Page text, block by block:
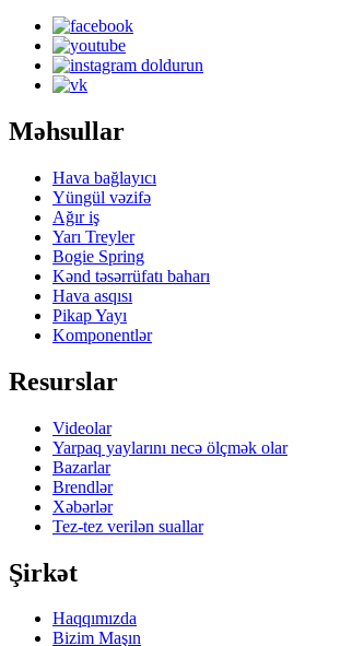
Məhsullar
Hava bağlayıcı
Yüngül vəzifə
Ağır iş
Yarı Treyler
Bogie Spring
Kənd təsərrüfatı baharı
Hava asqısı
Pikap Yayı
Komponentlər
Resurslar
Videolar
Yarpaq yaylarını necə ölçmək olar
Bazarlar
Brendlər
Xəbərlər
Tez-tez verilən suallar
Şirkət
Haqqımızda
Bizim Maşın